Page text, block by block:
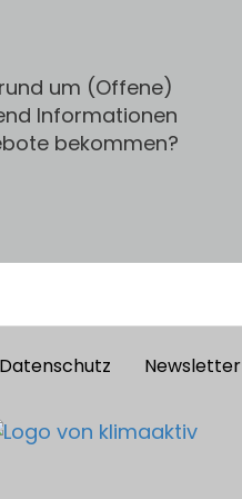
um (Offene)
Informationen
bekommen?
Datenschutz Newsletter